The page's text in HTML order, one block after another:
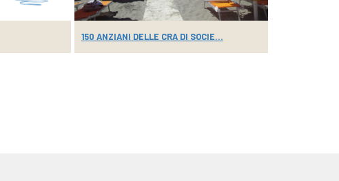
150 ANZIANI DELLE CRA DI SOCIE...